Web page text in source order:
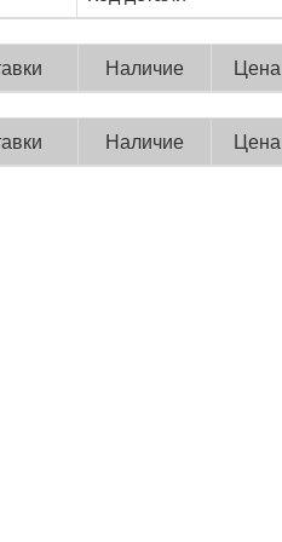
Наличие Цена
Наличие Цена